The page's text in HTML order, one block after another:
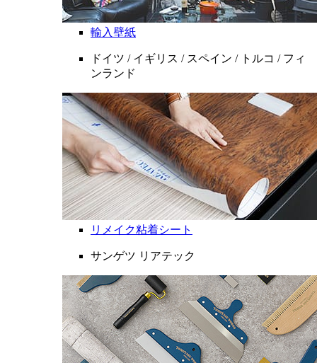
輸入壁紙
ドイツ / イギリス / スペイン / トルコ / フィ
ンランド
リメイク粘着シート
サンゲツ リアテック